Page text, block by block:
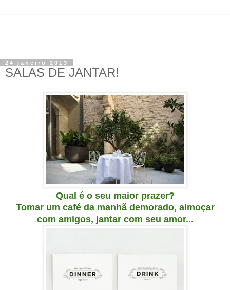
24 janeiro 2013
SALAS DE JANTAR!
Qual é o seu maior prazer?
Tomar um café da manhã demorado, almoçar
com amigos, jantar com seu amor...